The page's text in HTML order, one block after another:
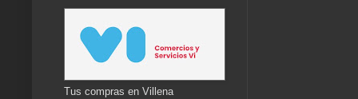
Tus compras en Villena